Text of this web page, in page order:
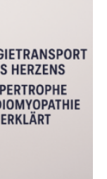
Mini-Tumore
–
können, um
am besten
das künftig
Therapie
zu den